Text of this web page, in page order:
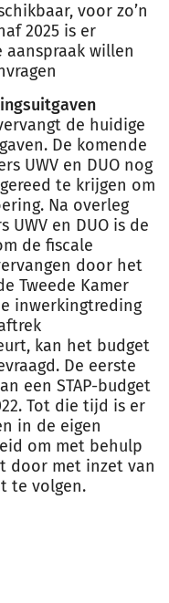
voor zo’n
2025 is er
willen
de huidige
De komende
UWV en DUO nog
te krijgen om
Na overleg
UWV en DUO is de
de fiscale
door het
Tweede Kamer
inwerkingtreding
kan het budget
De eerste
een STAP-budget
Tot die tijd is er
in de eigen
om met behulp
door met inzet van
te volgen.